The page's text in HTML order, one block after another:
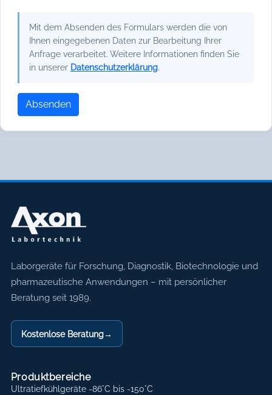
Mit dem Absenden des Formulars werden die von
Ihnen eingegebenen Daten zur Bearbeitung Ihrer
Anfrage verarbeitet. Weitere Informationen finden Sie
in unserer Datenschutzerklärung.
Absenden
Axon Labortechnik
Laborgeräte für Forschung, Diagnostik, Biotechnologie und
pharmazeutische Anwendungen – mit persönlicher
Beratung seit 1989.
Kostenlose Beratung→
Produktbereiche
Ultratiefkühlgeräte -86°C bis -150°C